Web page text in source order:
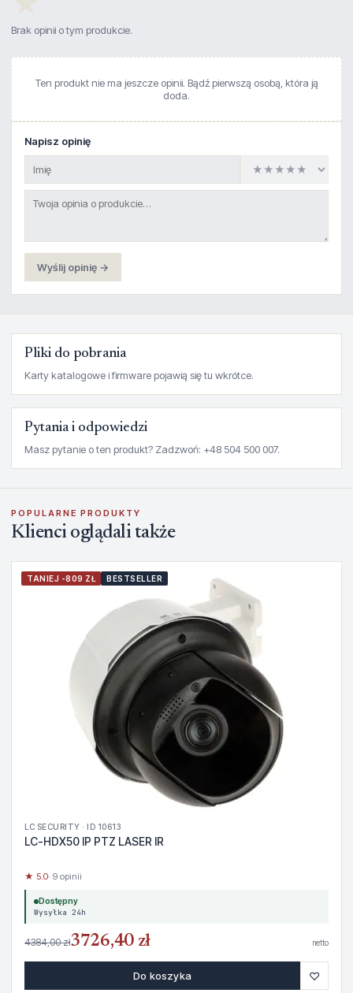
Brak opinii o tym produkcie.
Ten produkt nie ma jeszcze opinii. Bądź pierwszą osobą, która ją
doda.
Napisz opinię
Wyślij opinię →
Pliki do pobrania
Karty katalogowe i firmware pojawią się tu wkrótce.
Pytania i odpowiedzi
Masz pytanie o ten produkt? Zadzwoń: +48 504 500 007.
POPULARNE PRODUKTY
Klienci oglądali także
TANIEJ -809 ZŁ BESTSELLER
LC SECURITY · ID 10613
LC-HDX50 IP PTZ LASER IR
★ 5.0· 9 opinii
Dostępny
Wysyłka 24h
4384,00 zł3726,40 zł netto
Do koszyka ♡